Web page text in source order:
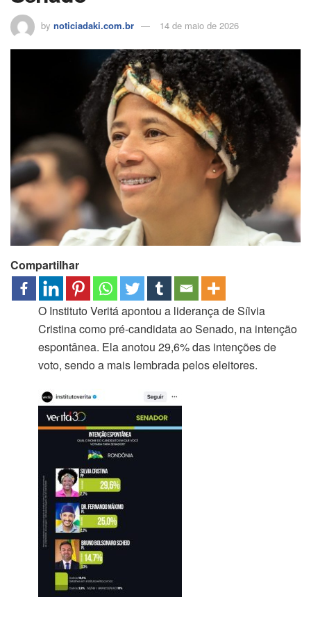
by noticiadaki.com.br 14 de maio de 2026
Compartilhar
O Instituto Veritá apontou a liderança de Sílvia
Cristina como pré-candidata ao Senado, na intenção
espontânea. Ela anotou 29,6% das intenções de
voto, sendo a mais lembrada pelos eleitores.